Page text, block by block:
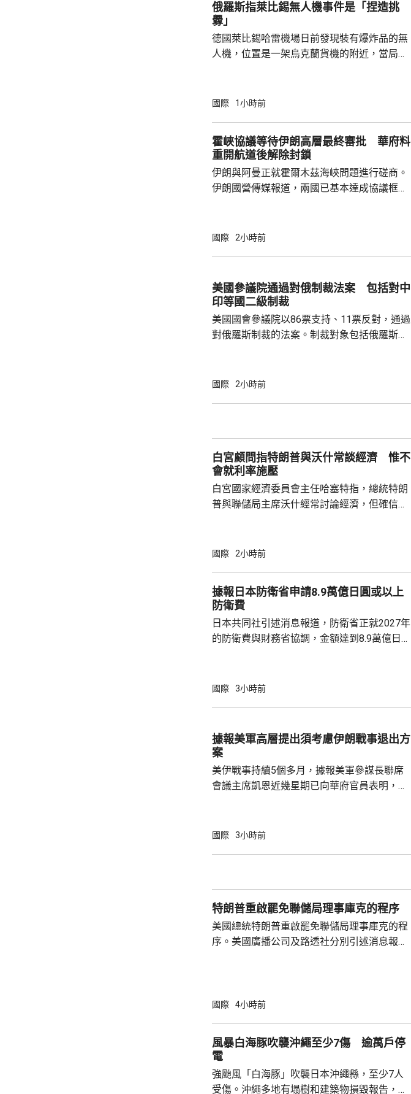
俄羅斯指萊比錫無人機事件是「捏造挑
釁」
德國萊比錫哈雷機場日前發現裝有爆炸品的無
人機，位置是一架烏克蘭貨機的附近，當局認
德國大使館事隔兩日後聲明，指事件是捏造的
緒，對此表示關切。 德國總理默茨星期五就事
件召開國家安全委員會會議，將同內政部長多
布林特及其他閣員保持密切接觸。
國際 1小時前
霍峽協議等待伊朗高層最終審批 華府料
重開航道後解除封鎖
伊朗與阿曼正就霍爾木茲海峽問題進行磋商。
伊朗國營傳媒報道，兩國已基本達成協議框
取得進展，可能於未來數日敲定協議，如果能
鎖；但官員重申，美國不會接受任何容許伊朗
向船隻收費，或以任何方式干擾船舶的協議。
國際 2小時前
美國參議院通過對俄制裁法案 包括對中
印等國二級制裁
美國國會參議院以86票支持、11票反對，通過
對俄羅斯制裁的法案。制裁對象包括俄羅斯總
徵收最高500%的關稅，以及對5個進口最多俄
決，獲通過後再交總統特朗普簽署生效。 烏克
蘭表示歡迎和感謝。總統澤連...
國際 2小時前
白宮顧問指特朗普與沃什常談經濟 惟不
會就利率施壓
白宮國家經濟委員會主任哈塞特指，總統特朗
普與聯儲局主席沃什經常討論經濟，但確信特
什和特朗普長期以來關係非常密切，一直會討
見，令外界質疑特朗普可能試圖影響聯儲局決
策。不過日程顯示，沃什6月沒與特朗普通話
或會談，只是與財長貝森特進行三次早餐
會，...
國際 2小時前
據報日本防衛省申請8.9萬億日圓或以上
防衛費
日本共同社引述消息報道，防衛省正就2027年
的防衛費與財務省協調，金額達到8.9萬億日
三份安保文件的修訂內容，實際數字可能會進
於應對新型作戰方式，包括大量採購攔截無人
機、為自衛隊指揮系統引入人工智能技術等。
預算的另一個重點，是部署用於...
國際 3小時前
據報美軍高層提出須考慮伊朗戰事退出方
案
美伊戰事持續5個多月，據報美軍參謀長聯席
會議主席凱恩近幾星期已向華府官員表明，單
果，認為美國必須有退出戰事的方案。 美國有
彈藥庫存大減，影響應對伊朗反擊的能力，凱
恩與部份華府官員都對特朗普早前提出對伊...
國際 3小時前
特朗普重啟罷免聯儲局理事庫克的程序
美國總統特朗普重啟罷免聯儲局理事庫克的程
序。美國廣播公司及路透社分別引述消息報
事的誠信產生質疑，因此特朗普正考慮撒銷她
何正當理由可以解除庫克的職務。 特朗普去年
8月底亦曾以欺詐抵押貸款為由，解除庫...
國際 4小時前
風暴白海豚吹襲沖繩至少7傷 逾萬戶停
電
強颱風「白海豚」吹襲日本沖繩縣，至少7人
受傷。沖繩多地有塌樹和建築物損毀報告，有